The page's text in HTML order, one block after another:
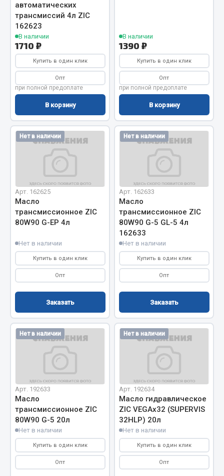
Масла
Охладжающие жидкости
Технические жидкости
Весь раздел
Болты
Гайки
Пружины
Хомуты
Показать ещё
Весь раздел
Соединительные элементы
Адаптеры и переходники
Тройники
Штуцеры
Весь раздел
Инструмент
Автомобильный инструмент
автоматических
трансмиссий 4л ZIC
162623
В наличии
1710 ₽
Купить в один клик
Опт
при полной предоплате
В корзину
В наличии
1390 ₽
Купить в один клик
Опт
при полной предоплате
В корзину
Нет в наличии
Арт. 162625
Масло
трансмиссионное ZIC
80W90 G-EP 4л
Нет в наличии
Купить в один клик
Опт
Заказать
Нет в наличии
Арт. 162633
Масло
трансмиссионное ZIC
80W90 G-5 GL-5 4л
162633
Нет в наличии
Купить в один клик
Опт
Заказать
Нет в наличии
Арт. 192633
Масло
трансмиссионное ZIC
80W90 G-5 20л
Нет в наличии
Купить в один клик
Опт
Нет в наличии
Арт. 192634
Масло гидравлическое
ZIC VEGAх32 (SUPERVIS
32HLP) 20л
Нет в наличии
Купить в один клик
Опт